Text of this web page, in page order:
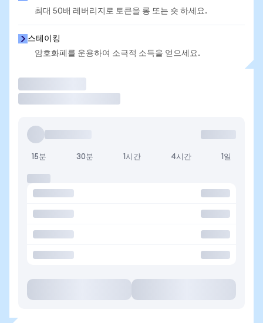
최대 50배 레버리지로 토큰을 롱 또는 숏 하세요.
스테이킹
암호화폐를 운용하여 소극적 소득을 얻으세요.
15분 30분 1시간 4시간 1일